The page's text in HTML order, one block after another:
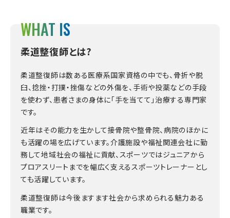
WHAT IS
柔道整復師とは?
柔道整復師は数ある医療系国家資格の中でも、骨折や脱
臼、捻挫・打撲・挫傷などの外傷を、手術や投薬などの手段
を使わず、患者さまの身体に「手を当てて」治療する専門家
です。
近年はその能力を生かして接骨院や整骨院、病院のほかに
も活躍の場を広げています。介護施設や福祉関連会社に勤
務して地域社会の福祉に貢献、スポーツではジュニアから
プロアスリートまでを幅広く支えるスポーツトレーナーとし
ても活躍しています。
柔道整復師は今後ますます社会から求められる魅力ある
職業です。